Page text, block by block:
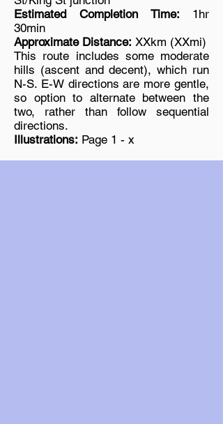
Estimated Completion Time: 1hr
30min
Approximate Distance: XXkm (XXmi)
This route includes some moderate
hills (ascent and decent), which run
N-S. E-W directions are more gentle,
so option to alternate between the
two, rather than follow sequential
directions.
Illustrations: Page 1 - x